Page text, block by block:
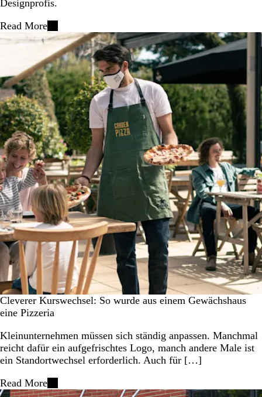
Designprofis.
Read More
Cleverer Kurswechsel: So wurde aus einem Gewächshaus
eine Pizzeria
Kleinunternehmen müssen sich ständig anpassen. Manchmal
reicht dafür ein aufgefrischtes Logo, manch andere Male ist
ein Standortwechsel erforderlich. Auch für […]
Read More